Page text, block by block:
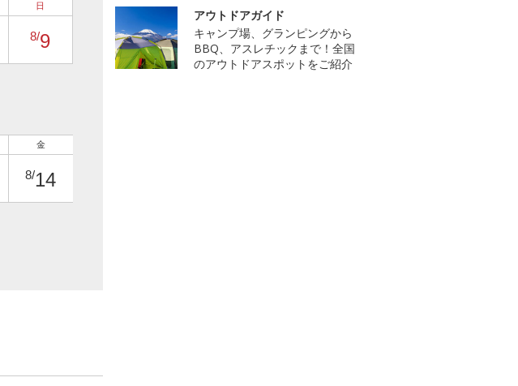
日
8/9
金
8/14
アウトドアガイド
キャンプ場、グランピングから
BBQ、アスレチックまで！全国
のアウトドアスポットをご紹介